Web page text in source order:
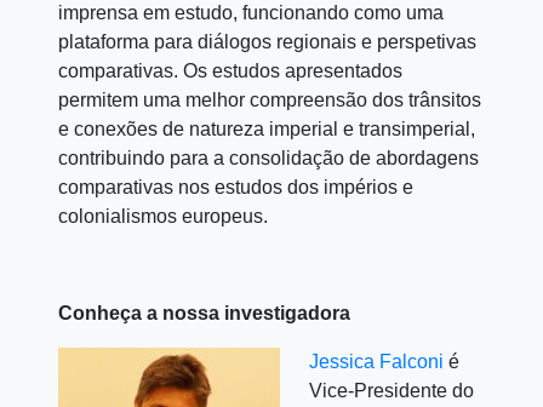
imprensa em estudo, funcionando como uma
plataforma para diálogos regionais e perspetivas
comparativas. Os estudos apresentados
permitem uma melhor compreensão dos trânsitos
e conexões de natureza imperial e transimperial,
contribuindo para a consolidação de abordagens
comparativas nos estudos dos impérios e
colonialismos europeus.
Conheça a nossa investigadora
Jessica Falconi é
Vice-Presidente do